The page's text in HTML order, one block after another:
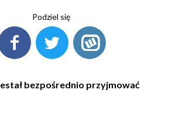
Podziel się
bezpośrednio przyjmować